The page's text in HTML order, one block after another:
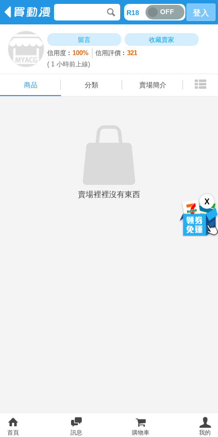
R18 OFF 登入
留言
收藏賣家
信用度︰100% 信用評價︰321
( 1 小時前上線)
商品 分類 賣場簡介
X
賣場裡裡沒有東西
商品 分類 賣場簡介
首頁 訊息 購物車 我的